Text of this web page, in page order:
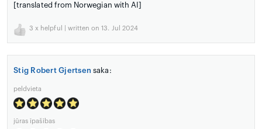
[translated from Norwegian with AI]
3 x helpful | written on 13. Jul 2024
Stig Robert Gjertsen saka:
peldvieta
jūras īpašības